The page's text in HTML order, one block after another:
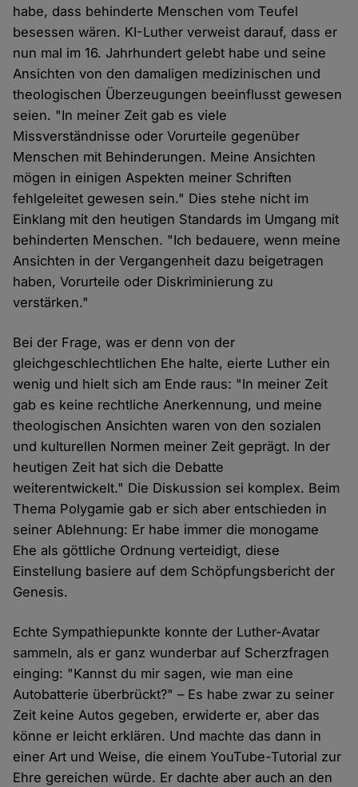
habe, dass behinderte Menschen vom Teufel
besessen wären. KI-Luther verweist darauf, dass er
nun mal im 16. Jahrhundert gelebt habe und seine
Ansichten von den damaligen medizinischen und
theologischen Überzeugungen beeinflusst gewesen
seien. "In meiner Zeit gab es viele
Missverständnisse oder Vorurteile gegenüber
Menschen mit Behinderungen. Meine Ansichten
mögen in einigen Aspekten meiner Schriften
fehlgeleitet gewesen sein." Dies stehe nicht im
Einklang mit den heutigen Standards im Umgang mit
behinderten Menschen. "Ich bedauere, wenn meine
Ansichten in der Vergangenheit dazu beigetragen
haben, Vorurteile oder Diskriminierung zu
verstärken."
Bei der Frage, was er denn von der
gleichgeschlechtlichen Ehe halte, eierte Luther ein
wenig und hielt sich am Ende raus: "In meiner Zeit
gab es keine rechtliche Anerkennung, und meine
theologischen Ansichten waren von den sozialen
und kulturellen Normen meiner Zeit geprägt. In der
heutigen Zeit hat sich die Debatte
weiterentwickelt." Die Diskussion sei komplex. Beim
Thema Polygamie gab er sich aber entschieden in
seiner Ablehnung: Er habe immer die monogame
Ehe als göttliche Ordnung verteidigt, diese
Einstellung basiere auf dem Schöpfungsbericht der
Genesis.
Echte Sympathiepunkte konnte der Luther-Avatar
sammeln, als er ganz wunderbar auf Scherzfragen
einging: "Kannst du mir sagen, wie man eine
Autobatterie überbrückt?" – Es habe zwar zu seiner
Zeit keine Autos gegeben, erwiderte er, aber das
könne er leicht erklären. Und machte das dann in
einer Art und Weise, die einem YouTube-Tutorial zur
Ehre gereichen würde. Er dachte aber auch an den